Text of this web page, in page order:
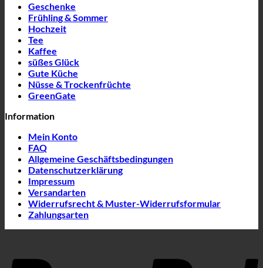
Geschenke
Frühling & Sommer
Hochzeit
Tee
Kaffee
süßes Glück
Gute Küche
Nüsse & Trockenfrüchte
GreenGate
Information
Mein Konto
FAQ
Allgemeine Geschäftsbedingungen
Datenschutzerklärung
Impressum
Versandarten
Widerrufsrecht & Muster-Widerrufsformular
Zahlungsarten